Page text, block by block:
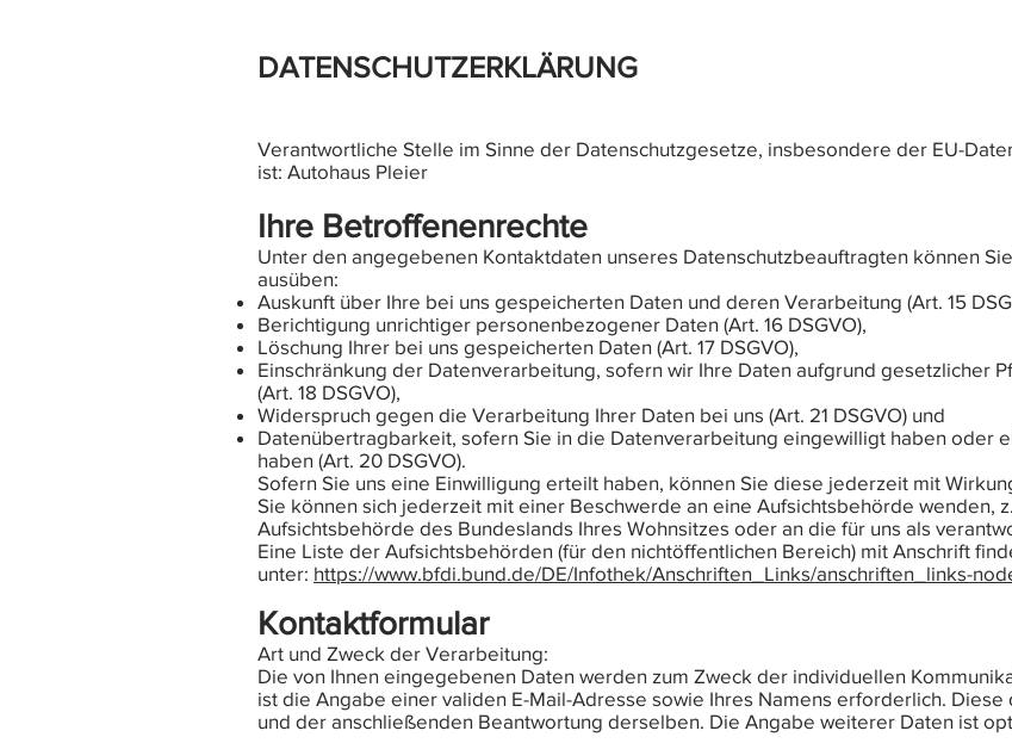
DATENSCHUTZERKLÄRUNG
Verantwortliche Stelle im Sinne der Datenschutzgesetze, insbesondere der EU-
ist: Autohaus Pleier
Ihre Betroffenenrechte
Unter den angegebenen Kontaktdaten unseres Datenschutzbeauftragten können
ausüben:
Auskunft über Ihre bei uns gespeicherten Daten und deren Verarbeitung (Art. 15
Berichtigung unrichtiger personenbezogener Daten (Art. 16 DSGVO),
Löschung Ihrer bei uns gespeicherten Daten (Art. 17 DSGVO),
Einschränkung der Datenverarbeitung, sofern wir Ihre Daten aufgrund gesetzlicher
(Art. 18 DSGVO),
Widerspruch gegen die Verarbeitung Ihrer Daten bei uns (Art. 21 DSGVO) und
Datenübertragbarkeit, sofern Sie in die Datenverarbeitung eingewilligt haben oder
haben (Art. 20 DSGVO).
Sofern Sie uns eine Einwilligung erteilt haben, können Sie diese jederzeit mit
Sie können sich jederzeit mit einer Beschwerde an eine Aufsichtsbehörde wenden,
Aufsichtsbehörde des Bundeslands Ihres Wohnsitzes oder an die für uns als
Eine Liste der Aufsichtsbehörden (für den nichtöffentlichen Bereich) mit Anschrift
unter: https://www.bfdi.bund.de/DE/Infothek/Anschriften_Links/anschriften_links-
Kontaktformular
Art und Zweck der Verarbeitung:
Die von Ihnen eingegebenen Daten werden zum Zweck der individuellen
ist die Angabe einer validen E-Mail-Adresse sowie Ihres Namens erforderlich.
und der anschließenden Beantwortung derselben. Die Angabe weiterer Daten ist